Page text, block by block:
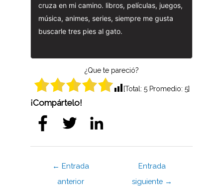
cruza en mi camino. libros, películas, juegos,
música, animes, series, siempre me gusta
buscarle tres pies al gato.
¿Que te pareció?
[Total: 5Promedio: 5]
¡Compártelo!
Navegación
← Entrada
anterior
Entrada
siguiente →